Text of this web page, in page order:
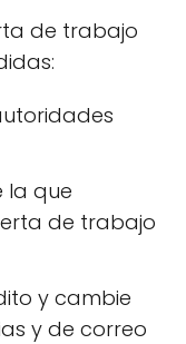
de trabajo
la que
de trabajo
y cambie
y de correo